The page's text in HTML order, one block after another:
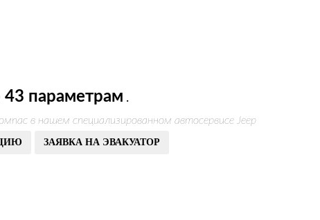
параметрам .
в нашем специализированном автосервисе Jeep
ЗАЯВКА НА ЭВАКУАТОР